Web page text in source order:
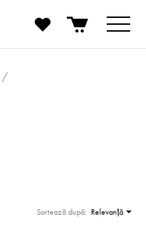
Sortează după: Relevanţă